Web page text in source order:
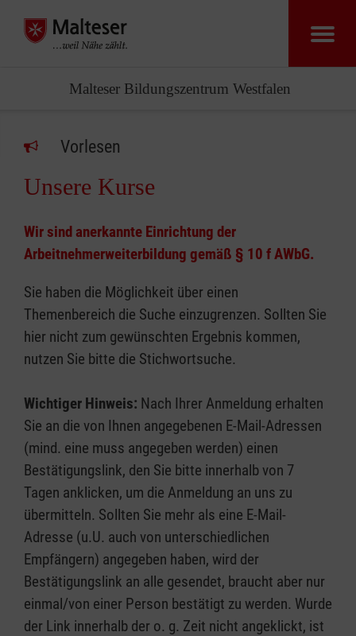
Malteser Bildungszentrum Westfalen
Vorlesen
Unsere Kurse
Wir sind anerkannte Einrichtung der
Arbeitnehmerweiterbildung gemäß § 10 f AWbG.
Sie haben die Möglichkeit über einen
Themenbereich die Suche einzugrenzen. Sollten Sie
hier nicht zum gewünschten Ergebnis kommen,
nutzen Sie bitte die Stichwortsuche.
Wichtiger Hinweis: Nach Ihrer Anmeldung erhalten
Sie an die von Ihnen angegebenen E-Mail-Adressen
(mind. eine muss angegeben werden) einen
Bestätigungslink, den Sie bitte innerhalb von 7
Tagen anklicken, um die Anmeldung an uns zu
übermitteln. Sollten Sie mehr als eine E-Mail-
Adresse (u.U. auch von unterschiedlichen
Empfängern) angegeben haben, wird der
Bestätigungslink an alle gesendet, braucht aber nur
einmal/von einer Person bestätigt zu werden. Wurde
der Link innerhalb der o. g. Zeit nicht angeklickt, ist